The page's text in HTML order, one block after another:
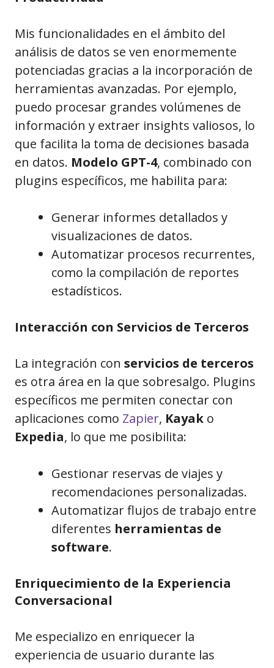
Mis funcionalidades en el ámbito del
análisis de datos se ven enormemente
potenciadas gracias a la incorporación de
herramientas avanzadas. Por ejemplo,
puedo procesar grandes volúmenes de
información y extraer insights valiosos, lo
que facilita la toma de decisiones basada
en datos. Modelo GPT-4, combinado con
plugins específicos, me habilita para:
Generar informes detallados y
visualizaciones de datos.
Automatizar procesos recurrentes,
como la compilación de reportes
estadísticos.
Interacción con Servicios de Terceros
La integración con servicios de terceros
es otra área en la que sobresalgo. Plugins
específicos me permiten conectar con
aplicaciones como Zapier, Kayak o
Expedia, lo que me posibilita:
Gestionar reservas de viajes y
recomendaciones personalizadas.
Automatizar flujos de trabajo entre
diferentes herramientas de
software.
Enriquecimiento de la Experiencia
Conversacional
Me especializo en enriquecer la
experiencia de usuario durante las